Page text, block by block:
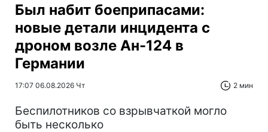
Был набит боеприпасами:
новые детали инцидента с
дроном возле Ан-124 в
Германии
17:07 06.08.2026 Чт 2 мин
Беспилотников со взрывчаткой могло
быть несколько